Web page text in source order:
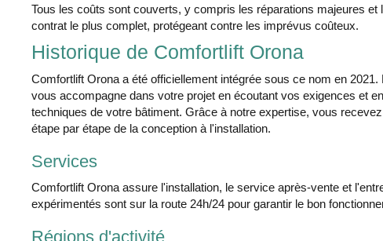
Tous les coûts sont couverts, y compris les réparations majeures
contrat le plus complet, protégeant contre les imprévus coûteux.
Historique de Comfortlift Orona
Comfortlift Orona a été officiellement intégrée sous ce nom en
vous accompagne dans votre projet en écoutant vos exigences et
techniques de votre bâtiment. Grâce à notre expertise, vous
étape par étape de la conception à l'installation.
Services
Comfortlift Orona assure l'installation, le service après-vente et
expérimentés sont sur la route 24h/24 pour garantir le bon
Régions d'activité